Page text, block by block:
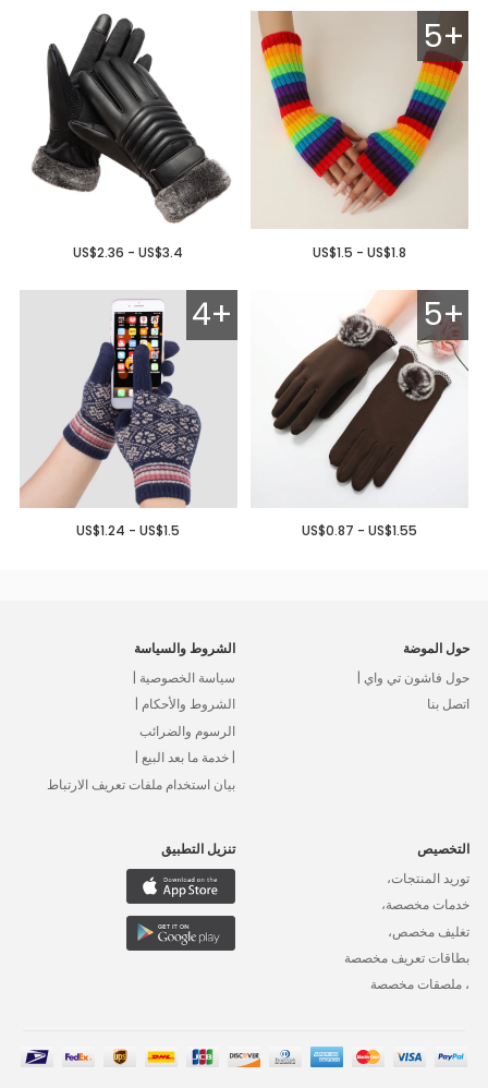
5+
US$1.5 - US$1.8
US$2.36 - US$3.4
5+
US$0.87 - US$1.55
4+
US$1.24 - US$1.5
حول الموضة
حول فاشون تي واي |
اتصل بنا
الشروط والسياسة
سياسة الخصوصية |
الشروط والأحكام |
الرسوم والضرائب
| خدمة ما بعد البيع |
بيان استخدام ملفات تعريف الارتباط
التخصيص
توريد المنتجات،
خدمات مخصصة،
تغليف مخصص،
بطاقات تعريف مخصصة
، ملصقات مخصصة
تنزيل التطبيق